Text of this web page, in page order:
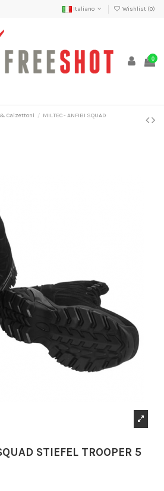
Italiano Wishlist (0)
0
Calzettoni
MILTEC - ANFIBI SQUAD
STIEFEL TROOPER 5